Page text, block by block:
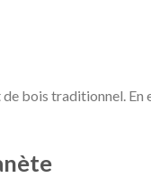
de bois traditionnel. En